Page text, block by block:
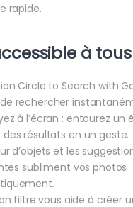
rapide.
à tous
Circle to Search with
rechercher
à l’écran : entourez un
résultats en un geste.
d’objets et les
subliment vos photos
filtre vous aide à créer